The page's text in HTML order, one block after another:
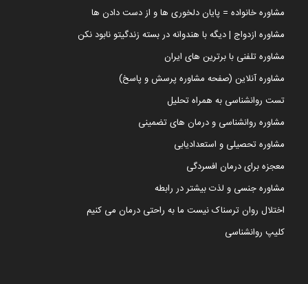
مشاوره خانواده = پایان دلخوری ها و از دست دادن ها
مشاوره ازدواج | دیگه با هندوانه در بسته زندگیتو نابود نکن
مشاوره تلفنی با برترین های ایران
مشاوره آنلاین (صفحه مشاوره پرسش و پاسخ)
تست روانشناسی به همراه تحلیل
مشاوره روانشناسی و درمان های تضمینی
مشاوره تحصیلی و استعدادیابی
معجزه برای درمان افسردگی
مشاوره جنسی و لذت بیشتر در رابطه
اختلال روان ترسناک نیست ما به راحتی درمان می کنیم
کلیپ روانشناسی